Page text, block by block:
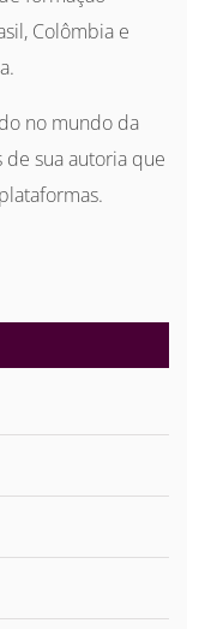
Colômbia e
no mundo da
de sua autoria que